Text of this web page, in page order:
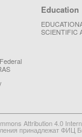
Education
SCIENTIFIC
Attribution 4.0
принадлежат ФИЦ